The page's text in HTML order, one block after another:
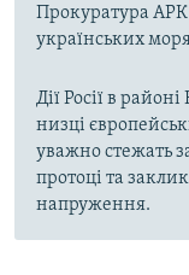
Прокуратура АРК
українських
Дії Росії в
низці
уважно стежать
протоці та
напруження.